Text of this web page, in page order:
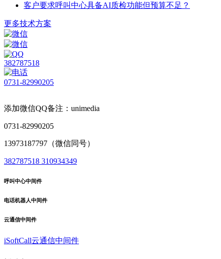
客户要求呼叫中心具备AI质检功能但预算不足？
更多技术方案
382787518
0731-82990205
添加微信QQ备注：unimedia
0731-82990205
13973187797（微信同号）
382787518 310934349
呼叫中心中间件
电话机器人中间件
云通信中间件
iSoftCall云通信中间件